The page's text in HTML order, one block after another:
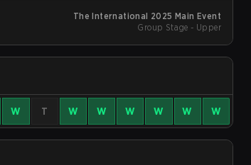
The International 2025 Main Event
Group Stage - Upper
W T W W W W W W